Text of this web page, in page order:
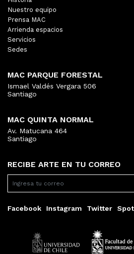
RECIBE ARTE EN TU CORREO
Facebook Instagram Twitter
Nuestro equipo
Prensa MAC
Arrienda espacios
Servicios
Sedes
MAC PARQUE FORESTAL
Ismael Valdés Vergara 506
Santiago
MAC QUINTA NORMAL
Av. Matucana 464
Santiago